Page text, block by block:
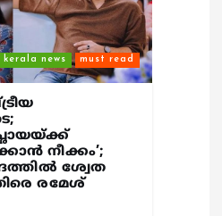
kerala news must read
നീക്കം’;
ശ്വേത
രമേശ്